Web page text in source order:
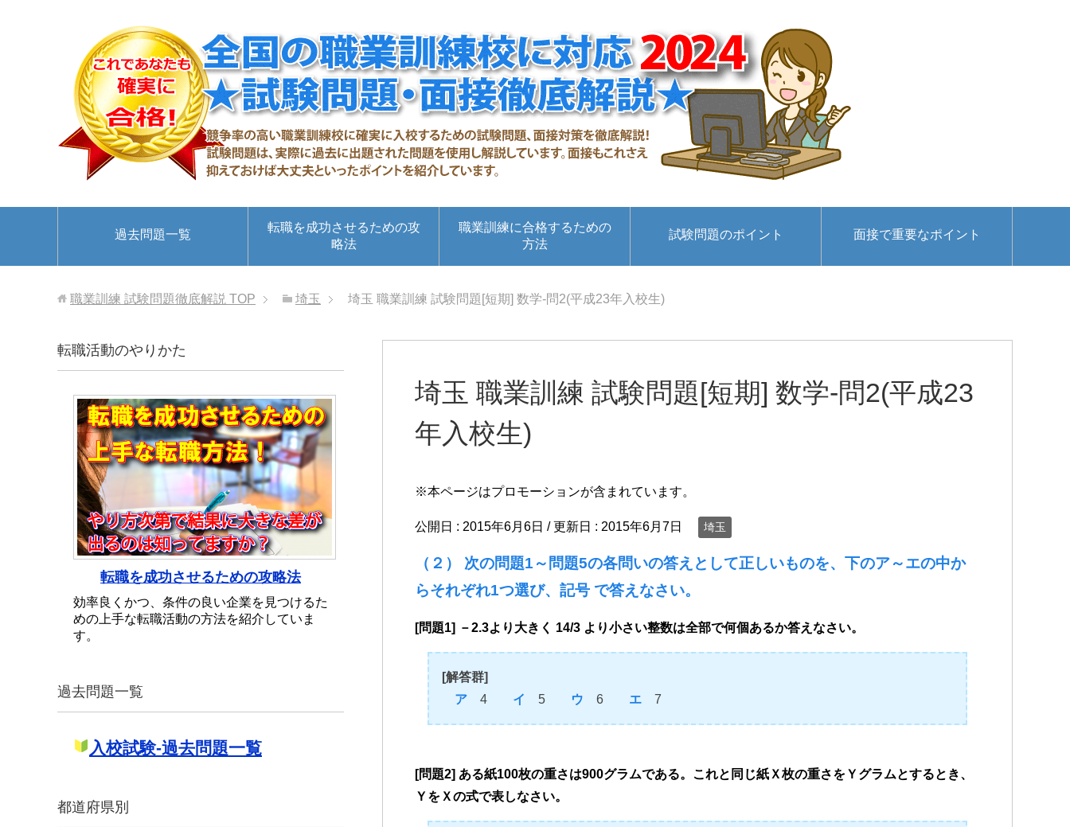
過去問題一覧
転職を成功させるための攻
略法
職業訓練に合格するための
方法
試験問題のポイント 面接で重要なポイント
職業訓練 試験問題徹底解説 TOP 埼玉 埼玉 職業訓練 試験問題[短期] 数学-問2(平成23年入校生)
埼玉 職業訓練 試験問題[短期] 数学-問2(平成23
年入校生)
※本ページはプロモーションが含まれています。
公開日 : 2015年6月6日 / 更新日 : 2015年6月7日 埼玉
（２） 次の問題1～問題5の各問いの答えとして正しいものを、下のア～エの中か
らそれぞれ1つ選び、記号 で答えなさい。
[問題1] －2.3より大きく 14/3 より小さい整数は全部で何個あるか答えなさい。
[解答群]
ア 4 イ 5 ウ 6 エ 7
[問題2] ある紙100枚の重さは900グラムである。これと同じ紙Ｘ枚の重さをＹグラムとするとき、
ＹをＸの式で表しなさい。
転職活動のやりかた
転職を成功させるための攻略法
効率良くかつ、条件の良い企業を見つけるた
めの上手な転職活動の方法を紹介していま
す。
過去問題一覧
入校試験-過去問題一覧
都道府県別